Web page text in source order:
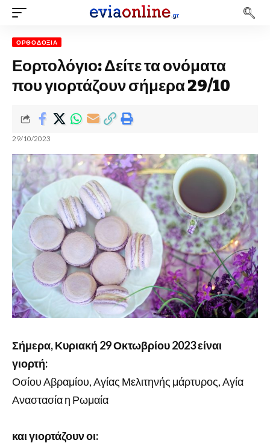
ΟΡΘΟΔΟΞΊΑ
Εορτολόγιο: Δείτε τα ονόματα
που γιορτάζουν σήμερα 29/10
29/10/2023
Σήμερα, Κυριακή 29 Οκτωβρίου 2023 είναι
γιορτή:
Οσίου Αβραμίου, Αγίας Μελιτηνής μάρτυρος, Αγία
Αναστασία η Ρωμαία
και γιορτάζουν οι: